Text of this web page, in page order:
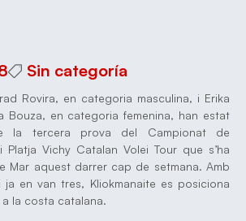
Sin categoría
Rovira, en categoria masculina, i Erika
Bouza, en categoria femenina, han estat
la tercera prova del Campionat de
Platja Vichy Catalan Volei Tour que s’ha
Mar aquest darrer cap de setmana. Amb
en van tres, Kliokmanaite es posiciona
la costa catalana.